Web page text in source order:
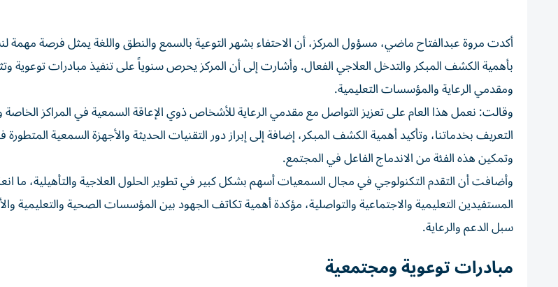
أكدت مروة عبدالفتاح ماضي، مسؤول المركز، أن الاحتفاء بشهر التوعية بالسمع والنطق واللغة يمثل فرصة مهمة
بأهمية الكشف المبكر والتدخل العلاجي الفعال. وأشارت إلى أن المركز يحرص سنوياً على تنفيذ مبادرات توعوية
ومقدمي الرعاية والمؤسسات التعليمية.
وقالت: نعمل هذا العام على تعزيز التواصل مع مقدمي الرعاية للأشخاص ذوي الإعاقة السمعية في المراكز
التعريف بخدماتنا، وتأكيد أهمية الكشف المبكر، إضافة إلى إبراز دور التقنيات الحديثة والأجهزة السمعية
وتمكين هذه الفئة من الاندماج الفاعل في المجتمع.
وأضافت أن التقدم التكنولوجي في مجال السمعيات أسهم بشكل كبير في تطوير الحلول العلاجية والتأهيلية، ما
المستفيدين التعليمية والاجتماعية والتواصلية، مؤكدة أهمية تكاتف الجهود بين المؤسسات الصحية والتعليمية
سبل الدعم والرعاية.
مبادرات توعوية ومجتمعية